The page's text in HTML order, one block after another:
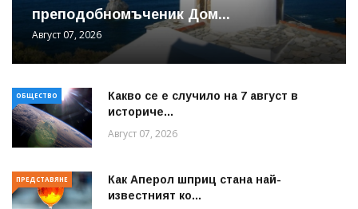
преподобномъченик Дом...
Август 07, 2026
ОБЩЕСТВО
Какво се е случило на 7 август в
историче...
Август 07, 2026
ПРЕДСТАВЯНЕ
Как Аперол шприц стана най-
известният ко...